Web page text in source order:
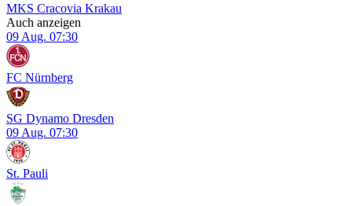
MKS Cracovia Krakau
Auch anzeigen
09 Aug. 07:30
FC Nürnberg
SG Dynamo Dresden
09 Aug. 07:30
St. Pauli